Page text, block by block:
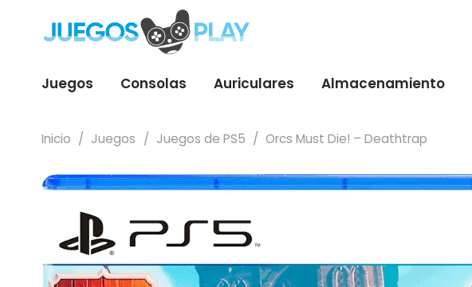
Juegos Consolas Auriculares Almacenamiento
Inicio / Juegos / Juegos de PS5 / Orcs Must Die! – Deathtrap